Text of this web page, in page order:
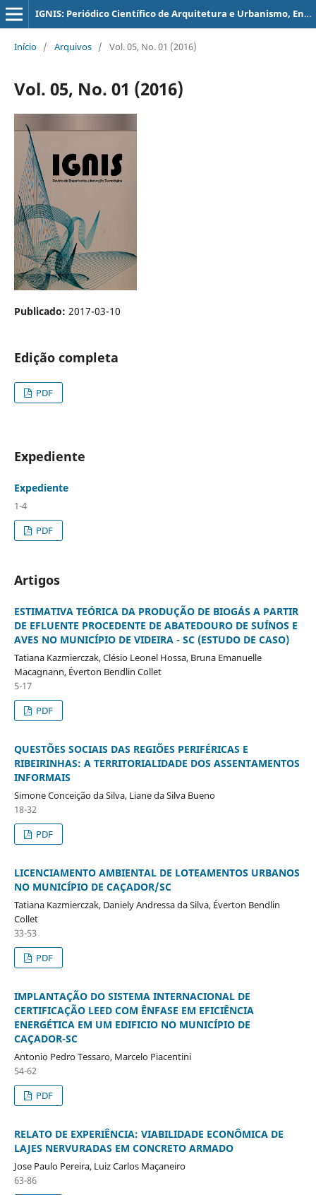
IGNIS: Periódico Científico de Arquitetura e Urbanismo, Engenharias e Tecnologia de Informação
Início / Arquivos / Vol. 05, No. 01 (2016)
Vol. 05, No. 01 (2016)
Publicado: 2017-03-10
Edição completa
PDF
Expediente
Expediente
1-4
PDF
Artigos
ESTIMATIVA TEÓRICA DA PRODUÇÃO DE BIOGÁS A PARTIR
DE EFLUENTE PROCEDENTE DE ABATEDOURO DE SUÍNOS E
AVES NO MUNICÍPIO DE VIDEIRA - SC (ESTUDO DE CASO)
Tatiana Kazmierczak, Clésio Leonel Hossa, Bruna Emanuelle
Macagnann, Éverton Bendlin Collet
5-17
PDF
QUESTÕES SOCIAIS DAS REGIÕES PERIFÉRICAS E
RIBEIRINHAS: A TERRITORIALIDADE DOS ASSENTAMENTOS
INFORMAIS
Simone Conceição da Silva, Liane da Silva Bueno
18-32
PDF
LICENCIAMENTO AMBIENTAL DE LOTEAMENTOS URBANOS
NO MUNICÍPIO DE CAÇADOR/SC
Tatiana Kazmierczak, Daniely Andressa da Silva, Éverton Bendlin
Collet
33-53
PDF
IMPLANTAÇÃO DO SISTEMA INTERNACIONAL DE
CERTIFICAÇÃO LEED COM ÊNFASE EM EFICIÊNCIA
ENERGÉTICA EM UM EDIFICIO NO MUNICÍPIO DE
CAÇADOR-SC
Antonio Pedro Tessaro, Marcelo Piacentini
54-62
PDF
RELATO DE EXPERIÊNCIA: VIABILIDADE ECONÔMICA DE
LAJES NERVURADAS EM CONCRETO ARMADO
Jose Paulo Pereira, Luiz Carlos Maçaneiro
63-86